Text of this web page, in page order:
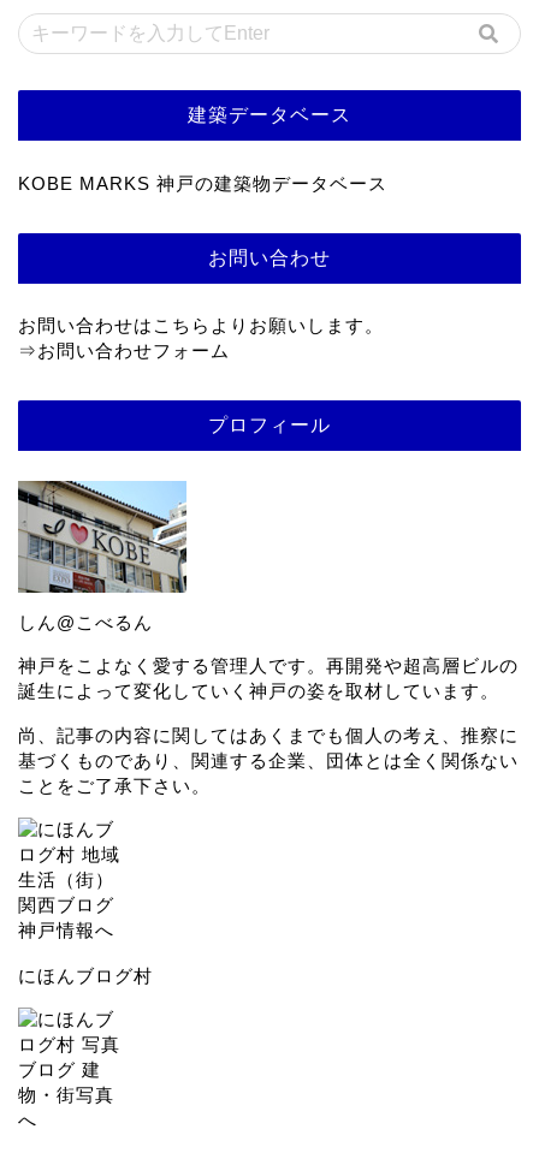
建築データベース
KOBE MARKS 神戸の建築物データベース
お問い合わせ
お問い合わせはこちらよりお願いします。
⇒お問い合わせフォーム
プロフィール
しん@こべるん
神戸をこよなく愛する管理人です。再開発や超高層ビルの
誕生によって変化していく神戸の姿を取材しています。
尚、記事の内容に関してはあくまでも個人の考え、推察に
基づくものであり、関連する企業、団体とは全く関係ない
ことをご了承下さい。
にほんブログ村